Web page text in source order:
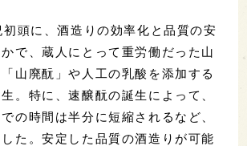
初頭に、酒造りの効率化と品質の安
で、蔵人にとって重労働だった山
山廃酛」や人工の乳酸を添加する
生。特に、速醸酛の誕生によって、
の時間は半分に短縮されるなど、
た。安定した品質の酒造りが可能